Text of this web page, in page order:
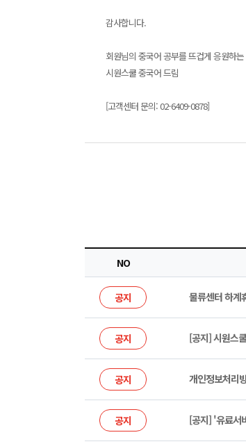
감사합니다.
회원님의 중국어 공부를 뜨겁게 응원하
시원스쿨 중국어 드림
[고객센터 문의: 02-6409-0878]
NO
공지 물류센터 하계
공지 [공지] 시원스
공지 개인정보처리
공지 [공지] '유료서